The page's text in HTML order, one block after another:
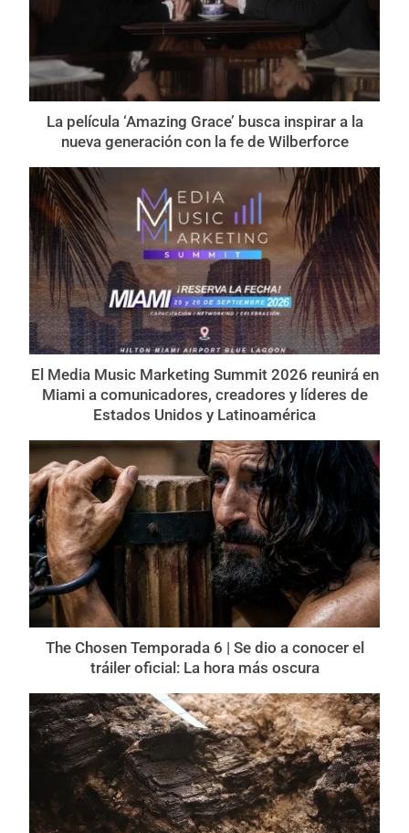
La película ‘Amazing Grace’ busca inspirar a la
nueva generación con la fe de Wilberforce
El Media Music Marketing Summit 2026 reunirá en
Miami a comunicadores, creadores y líderes de
Estados Unidos y Latinoamérica
The Chosen Temporada 6 | Se dio a conocer el
tráiler oficial: La hora más oscura